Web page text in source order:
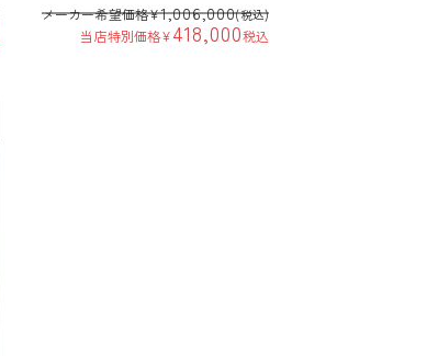
メーカー希望価格¥1,006,000(税込)
当店特別価格¥418,000税込